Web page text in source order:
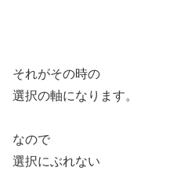
それがその時の
選択の軸になります。
なので
選択にぶれない